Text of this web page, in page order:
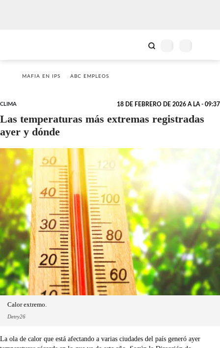
MAFIA EN IPS ABC EMPLEOS
CLIMA 18 DE FEBRERO DE 2026 A LA - 09:37
Las temperaturas más extremas registradas
ayer y dónde
Calor extremo.
Detry26
La ola de calor que está afectando a varias ciudades del país generó ayer